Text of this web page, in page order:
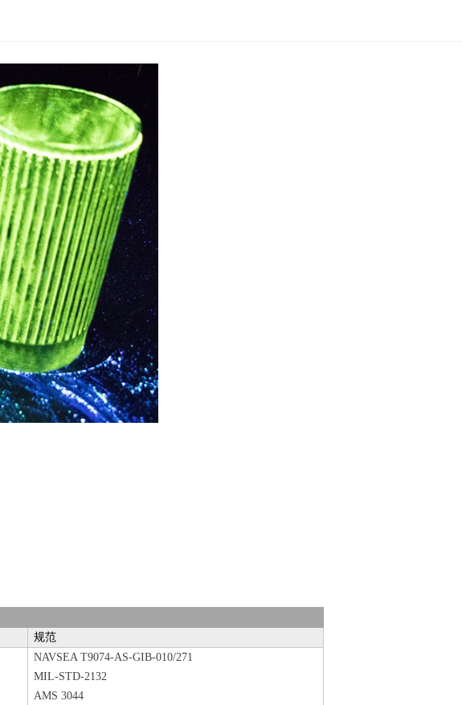
规范
NAVSEA T9074-AS-GIB-010/271
MIL-STD-2132
AMS 3044